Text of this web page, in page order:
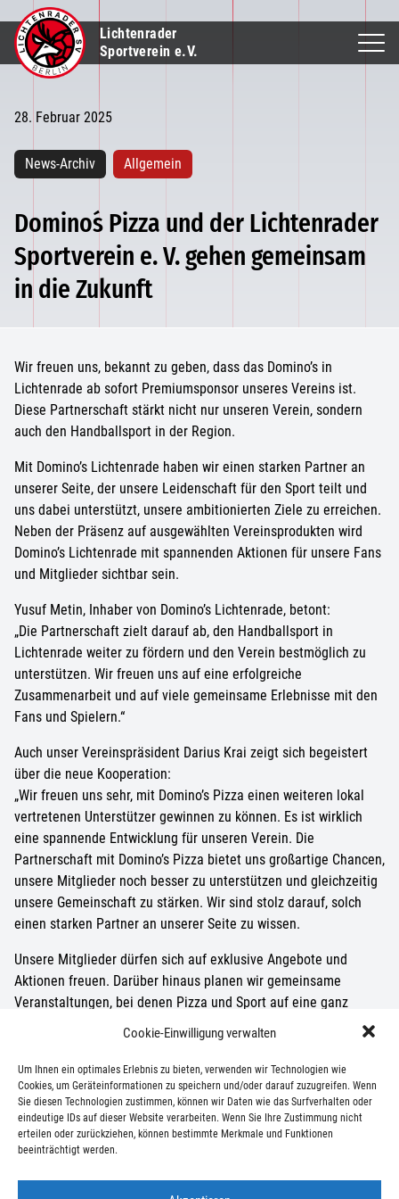
Cookie-Einwilligung verwalten
Um Ihnen ein optimales Erlebnis zu bieten, verwenden wir Technologien wie
Cookies, um Geräteinformationen zu speichern und/oder darauf zuzugreifen. Wenn
Sie diesen Technologien zustimmen, können wir Daten wie das Surfverhalten oder
eindeutige IDs auf dieser Website verarbeiten. Wenn Sie Ihre Zustimmung nicht
erteilen oder zurückziehen, können bestimmte Merkmale und Funktionen
beeinträchtigt werden.
Lichtenrader
Sportverein e.V.
28. Februar 2025
News-Archiv Allgemein
Domino´s Pizza und der Lichtenrader
Sportverein e. V. gehen gemeinsam
in die Zukunft
Wir freuen uns, bekannt zu geben, dass das Domino’s in
Lichtenrade ab sofort Premiumsponsor unseres Vereins ist.
Diese Partnerschaft stärkt nicht nur unseren Verein, sondern
auch den Handballsport in der Region.
Mit Domino’s Lichtenrade haben wir einen starken Partner an
unserer Seite, der unsere Leidenschaft für den Sport teilt und
uns dabei unterstützt, unsere ambitionierten Ziele zu erreichen.
Neben der Präsenz auf ausgewählten Vereinsprodukten wird
Domino’s Lichtenrade mit spannenden Aktionen für unsere Fans
und Mitglieder sichtbar sein.
Yusuf Metin, Inhaber von Domino’s Lichtenrade, betont:
„Die Partnerschaft zielt darauf ab, den Handballsport in
Lichtenrade weiter zu fördern und den Verein bestmöglich zu
unterstützen. Wir freuen uns auf eine erfolgreiche
Zusammenarbeit und auf viele gemeinsame Erlebnisse mit den
Fans und Spielern.“
Auch unser Vereinspräsident Darius Krai zeigt sich begeistert
über die neue Kooperation:
„Wir freuen uns sehr, mit Domino’s Pizza einen weiteren lokal
vertretenen Unterstützer gewinnen zu können. Es ist wirklich
eine spannende Entwicklung für unseren Verein. Die
Partnerschaft mit Domino’s Pizza bietet uns großartige Chancen,
unsere Mitglieder noch besser zu unterstützen und gleichzeitig
unsere Gemeinschaft zu stärken. Wir sind stolz darauf, solch
einen starken Partner an unserer Seite zu wissen.
Unsere Mitglieder dürfen sich auf exklusive Angebote und
Aktionen freuen. Darüber hinaus planen wir gemeinsame
Veranstaltungen, bei denen Pizza und Sport auf eine ganz
besondere Weise miteinander verbunden werden. Vielen Dank
an Domino’s Pizza für das Vertrauen in unseren Verein!“
Wir danken Domino’s Lichtenrade für die Unterstützung und
freuen uns auf eine erfolgreiche Saison mit vielen Highlights –
auf und neben dem Spielfeld!